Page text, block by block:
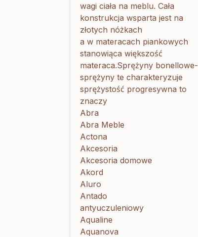
wagi ciała na meblu. Cała
konstrukcja wsparta jest na
złotych nóżkach
a w materacach piankowych
stanowiąca większość
materaca.Sprężyny bonellowe-
sprężyny te charakteryzuje
sprężystość progresywna to
znaczy
Abra
Abra Meble
Actona
Akcesoria
Akcesoria domowe
Akord
Aluro
Antado
antyuczuleniowy
Aqualine
Aquanova